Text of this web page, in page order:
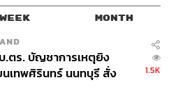
ด่วนเพื่อรับมือวิกฤตราคา
ทุน + เติมกำลังซื้อ” ระยะสั้น
กิจ ได้แก่
น้ำมัน (รอขั้นตอนกฎหมาย),
WEEK MONTH
.ตร. บัญชาการเหตุยิง
นเทพศิรินทร์ นนทบุรี สั่ง
1.5K